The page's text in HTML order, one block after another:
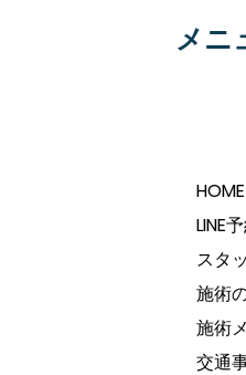
メニ
HOME
LINE
スタ
施術
施術
交通